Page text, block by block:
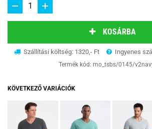
KOSÁRBA
Szállítási költség: 1320,- Ft Ingyenes
Termék kód: mo_tsbs/0145/
KÖVETKEZŐ VARIÁCIÓK